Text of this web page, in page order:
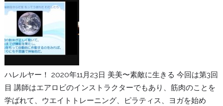
ハレルヤー！ 2020年11月23日 美美〜素敵に生きる 今回は第3回
目 講師はエアロビのインストラクターでもあり、筋肉のことを
学ばれて、ウエイトトレーニング、ピラティス、ヨガを始め